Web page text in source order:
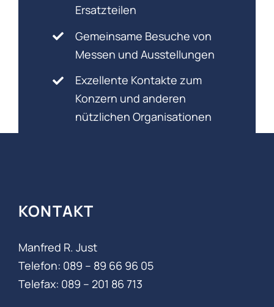
Ersatzteilen
Gemeinsame Besuche von
Messen und Ausstellungen
Exzellente Kontakte zum
Konzern und anderen
nützlichen Organisationen
KONTAKT
Manfred R. Just
Telefon: 089 – 89 66 96 05‬
Telefax: 089 – 201 86 713